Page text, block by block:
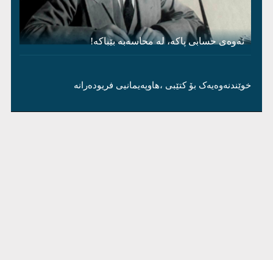
ئەوەی حسابی پاکە، لە محاسەبە بێباکە!
خوێندنەوەیەک بۆ کتێبی ،هاوپەیمانیی فریودەرانە